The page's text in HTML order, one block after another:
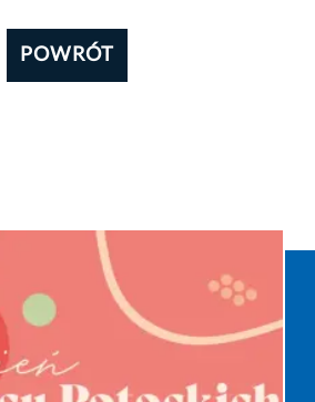
POWRÓT